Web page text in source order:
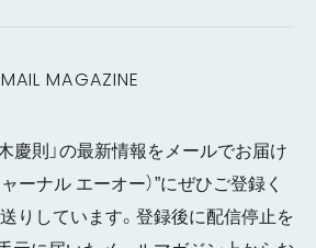
MAIL MAGAZINE
慶則」の最新情報をメールでお届け
ーナル エーオー）”にぜひご登録く
りしています。登録後に配信停止を